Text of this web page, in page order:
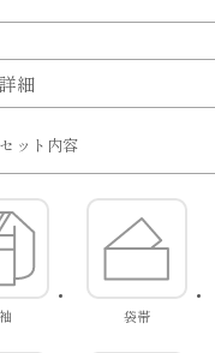
細
ット内容
袋帯